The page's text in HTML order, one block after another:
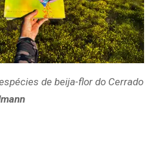
de beija-flor do Cerrado